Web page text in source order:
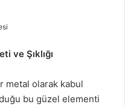
ve Şıklığı
metal olarak kabul
bu güzel elementi